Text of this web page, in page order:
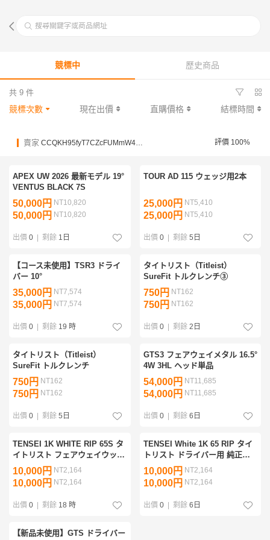
搜尋關鍵字或商品網址
競標中 歷史商品
共 9 件
競標次數 現在出價 直購價格 結標時間
賣家 CCQKH95fyT7CZcFUMmW4H5Ucio3xo 評價 100%
APEX UW 2026 最新モデル 19°
VENTUS BLACK 7S
50,000円 NT10,820
50,000円 NT10,820
出價 0 | 剩餘 1日
TOUR AD 115 ウェッジ用2本
25,000円 NT5,410
25,000円 NT5,410
出價 0 | 剩餘 5日
【コース未使用】TSR3 ドライ
バー 10°
35,000円 NT7,574
35,000円 NT7,574
出價 0 | 剩餘 19 時
タイトリスト（Titleist）
SureFit トルクレンチ③
750円 NT162
750円 NT162
出價 0 | 剩餘 2日
タイトリスト（Titleist）
SureFit トルクレンチ
750円 NT162
750円 NT162
出價 0 | 剩餘 5日
GTS3 フェアウェイメタル 16.5°
4W 3HL ヘッド単品
54,000円 NT11,685
54,000円 NT11,685
出價 0 | 剩餘 6日
TENSEI 1K WHITE RIP 65S タ
イトリスト フェアウェイウッド
用 純正スリーブ付
10,000円 NT2,164
10,000円 NT2,164
出價 0 | 剩餘 18 時
TENSEI White 1K 65 RIP タイ
トリスト ドライバー用 純正ス
リーブ付
10,000円 NT2,164
10,000円 NT2,164
出價 0 | 剩餘 6日
【新品未使用】GTS ドライバー